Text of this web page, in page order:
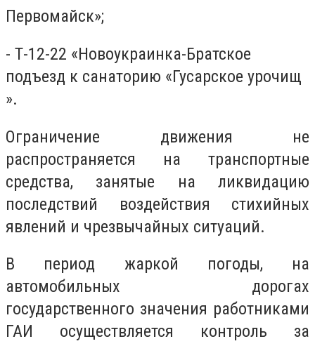
Первомайск»;
- Т-12-22 «Новоукраинка-Братское
подъезд к санаторию «Гусарское урочищ
».
Ограничение движения не
распространяется на транспортные
средства, занятые на ликвидацию
последствий воздействия стихийных
явлений и чрезвычайных ситуаций.
В период жаркой погоды, на
автомобильных дорогах
государственного значения работниками
ГАИ осуществляется контроль за